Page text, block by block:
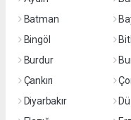
Batman
Bingöl
Burdur
Çankırı
Diyarbakır